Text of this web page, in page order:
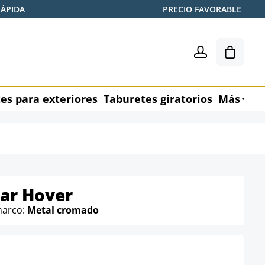
PRECIO FAVORABLE
El
para exteriores Taburetes giratorios Más
Hover
Metal cromado